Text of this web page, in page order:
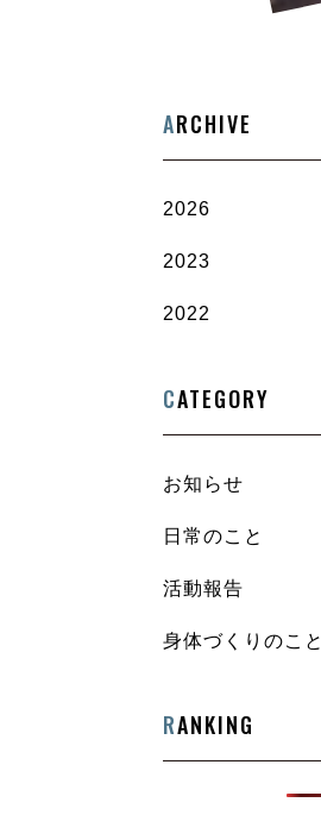
ARCHIVE
2026
2023
2022
CATEGORY
お知らせ
日常のこと
活動報告
身体づくりのこと
RANKING